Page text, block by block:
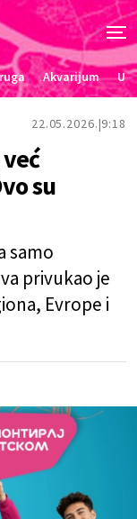
Akvarijum
22.05.2026. 9:18
su
samo
privukao je
Evrope i